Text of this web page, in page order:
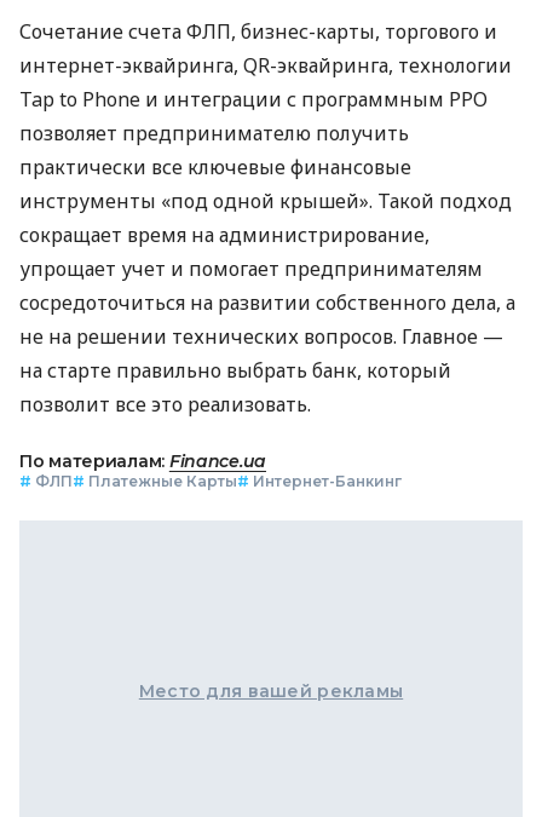
Сочетание счета ФЛП, бизнес-карты, торгового и
интернет-эквайринга, QR-эквайринга, технологии
Tap to Phone и интеграции с программным РРО
позволяет предпринимателю получить
практически все ключевые финансовые
инструменты «под одной крышей». Такой подход
сокращает время на администрирование,
упрощает учет и помогает предпринимателям
сосредоточиться на развитии собственного дела, а
не на решении технических вопросов. Главное —
на старте правильно выбрать банк, который
позволит все это реализовать.
По материалам: Finance.ua
# ФЛП# Платежные Карты# Интернет-Банкинг
Место для вашей рекламы